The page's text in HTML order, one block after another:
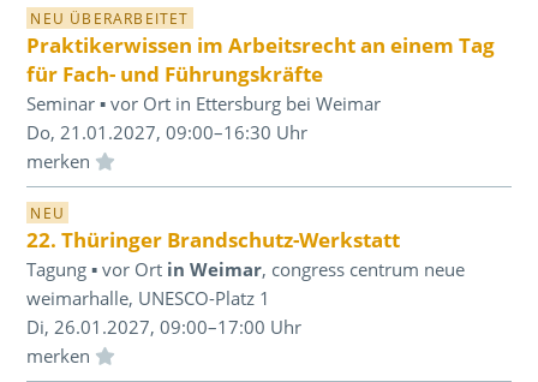
NEU ÜBERARBEITET
Praktikerwissen im Arbeitsrecht an einem Tag
für Fach- und Führungskräfte
Seminar ▪ vor Ort in Ettersburg bei Weimar
Do, 21.01.2027, 09:00–16:30 Uhr
Einloggen und Merkliste benutzen
NEU
22. Thüringer Brandschutz-Werkstatt
Tagung ▪ vor Ort in Weimar, congress centrum neue
weimarhalle, UNESCO-Platz 1
Di, 26.01.2027, 09:00–17:00 Uhr
Einloggen und Merkliste benutzen